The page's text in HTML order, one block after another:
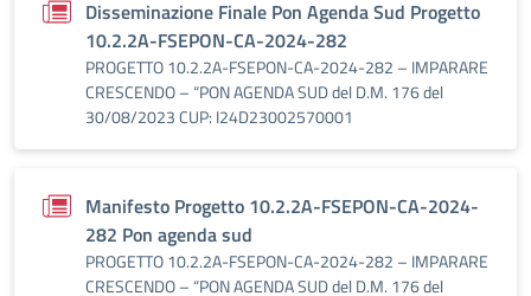
Disseminazione Finale Pon Agenda Sud Progetto
10.2.2A-FSEPON-CA-2024-282
PROGETTO 10.2.2A-FSEPON-CA-2024-282 – IMPARARE
CRESCENDO – “PON AGENDA SUD del D.M. 176 del
30/08/2023 CUP: I24D23002570001
Manifesto Progetto 10.2.2A-FSEPON-CA-2024-
282 Pon agenda sud
PROGETTO 10.2.2A-FSEPON-CA-2024-282 – IMPARARE
CRESCENDO – “PON AGENDA SUD del D.M. 176 del